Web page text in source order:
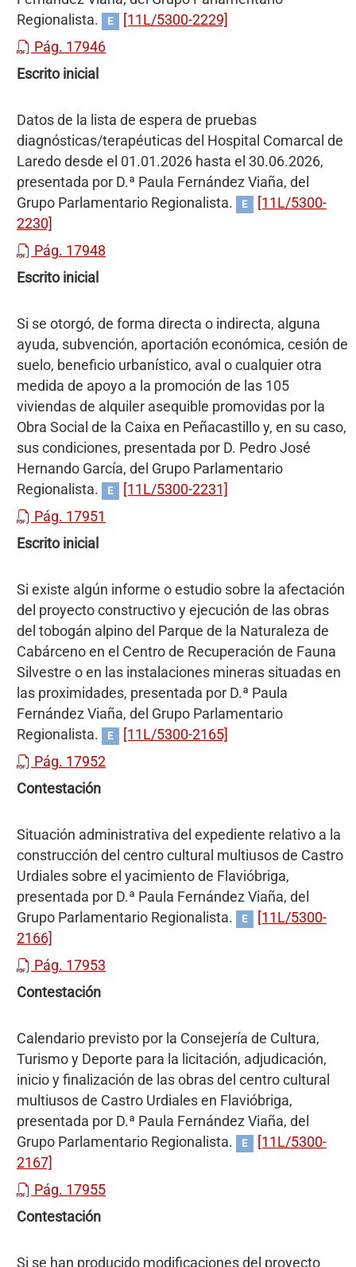
Regionalista.
E
[11L/5300-2229]
Pág. 17946
Escrito inicial
Datos de la lista de espera de pruebas
diagnósticas/terapéuticas del Hospital Comarcal de
Laredo desde el 01.01.2026 hasta el 30.06.2026,
presentada por D.ª Paula Fernández Viaña, del
Grupo Parlamentario Regionalista.
E
[11L/5300-
2230]
Pág. 17948
Escrito inicial
Si se otorgó, de forma directa o indirecta, alguna
ayuda, subvención, aportación económica, cesión de
suelo, beneficio urbanístico, aval o cualquier otra
medida de apoyo a la promoción de las 105
viviendas de alquiler asequible promovidas por la
Obra Social de la Caixa en Peñacastillo y, en su caso,
sus condiciones, presentada por D. Pedro José
Hernando García, del Grupo Parlamentario
Regionalista.
E
[11L/5300-2231]
Pág. 17951
Escrito inicial
Si existe algún informe o estudio sobre la afectación
del proyecto constructivo y ejecución de las obras
del tobogán alpino del Parque de la Naturaleza de
Cabárceno en el Centro de Recuperación de Fauna
Silvestre o en las instalaciones mineras situadas en
las proximidades, presentada por D.ª Paula
Fernández Viaña, del Grupo Parlamentario
Regionalista.
E
[11L/5300-2165]
Pág. 17952
Contestación
Situación administrativa del expediente relativo a la
construcción del centro cultural multiusos de Castro
Urdiales sobre el yacimiento de Flavióbriga,
presentada por D.ª Paula Fernández Viaña, del
Grupo Parlamentario Regionalista.
E
[11L/5300-
2166]
Pág. 17953
Contestación
Calendario previsto por la Consejería de Cultura,
Turismo y Deporte para la licitación, adjudicación,
inicio y finalización de las obras del centro cultural
multiusos de Castro Urdiales en Flavióbriga,
presentada por D.ª Paula Fernández Viaña, del
Grupo Parlamentario Regionalista.
E
[11L/5300-
2167]
Pág. 17955
Contestación
Si se han producido modificaciones del proyecto